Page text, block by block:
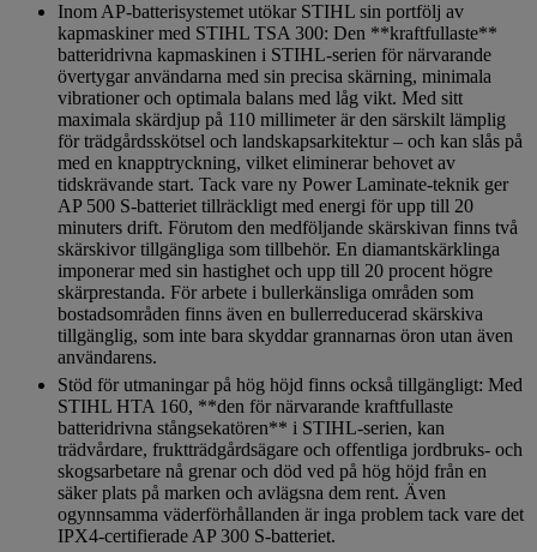
Inom AP-batterisystemet utökar STIHL sin portfölj av
kapmaskiner med STIHL TSA 300: Den **kraftfullaste**
batteridrivna kapmaskinen i STIHL-serien för närvarande
övertygar användarna med sin precisa skärning, minimala
vibrationer och optimala balans med låg vikt. Med sitt
maximala skärdjup på 110 millimeter är den särskilt lämplig
för trädgårdsskötsel och landskapsarkitektur – och kan slås på
med en knapptryckning, vilket eliminerar behovet av
tidskrävande start. Tack vare ny Power Laminate-teknik ger
AP 500 S-batteriet tillräckligt med energi för upp till 20
minuters drift. Förutom den medföljande skärskivan finns två
skärskivor tillgängliga som tillbehör. En diamantskärklinga
imponerar med sin hastighet och upp till 20 procent högre
skärprestanda. För arbete i bullerkänsliga områden som
bostadsområden finns även en bullerreducerad skärskiva
tillgänglig, som inte bara skyddar grannarnas öron utan även
användarens.
Stöd för utmaningar på hög höjd finns också tillgängligt: Med
STIHL HTA 160, **den för närvarande kraftfullaste
batteridrivna stångsekatören** i STIHL-serien, kan
trädvårdare, fruktträdgårdsägare och offentliga jordbruks- och
skogsarbetare nå grenar och död ved på hög höjd från en
säker plats på marken och avlägsna dem rent. Även
ogynnsamma väderförhållanden är inga problem tack vare det
IPX4-certifierade AP 300 S-batteriet.